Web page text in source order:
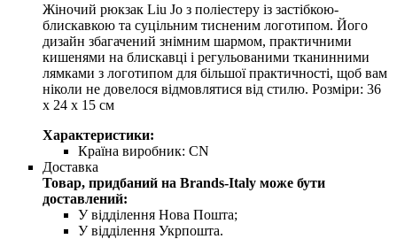
Жіночий рюкзак Liu Jo з поліестеру із застібкою-
блискавкою та суцільним тисненим логотипом. Його
дизайн збагачений знімним шармом, практичними
кишенями на блискавці і регульованими тканинними
лямками з логотипом для більшої практичності, щоб вам
ніколи не довелося відмовлятися від стилю. Розміри: 36
x 24 x 15 см
Характеристики:
Країна виробник: CN
Доставка
Товар, придбаний на Brands-Italy може бути
доставлений:
У відділення Нова Пошта;
У відділення Укрпошта.